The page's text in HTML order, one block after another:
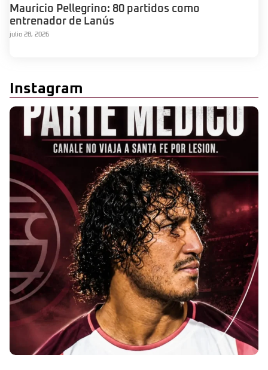
Mauricio Pellegrino: 80 partidos como
entrenador de Lanús
julio 28, 2026
Instagram